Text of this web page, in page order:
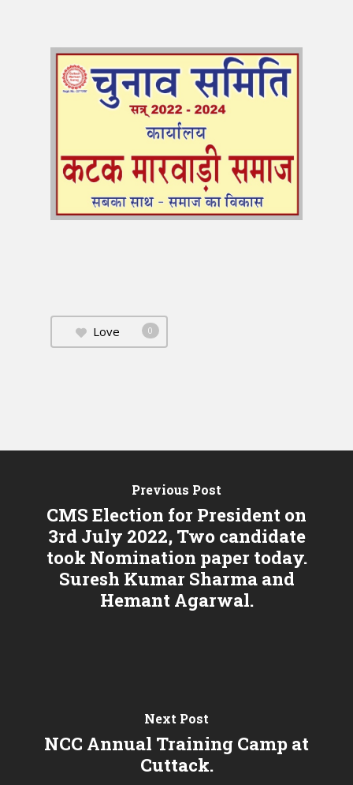
Love 0
Previous Post
CMS Election for President on
3rd July 2022, Two candidate
took Nomination paper today.
Suresh Kumar Sharma and
Hemant Agarwal.
Next Post
NCC Annual Training Camp at
Cuttack.